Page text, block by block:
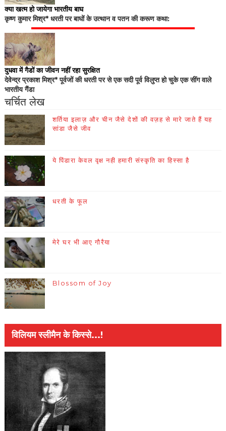
क्या खत्म हो जायेगा भारतीय बाघ
कृष्ण कुमार मिश्र* धरती पर बाघों के उत्थान व पतन की करूण कथा:
दुधवा में गैडों का जीवन नहीं रहा सुरक्षित
देवेन्द्र प्रकाश मिश्र* पूर्वजों की धरती पर से एक सदी पूर्व विलुप्त हो चुके एक सींग वाले
भारतीय गैंडा
चर्चित लेख
शर्तिया इलाज़ और चीन जैसे देशों की वज़ह से मारे जाते हैं यह
सांडा जैसे जीव
ये पिंडारा केवल वृक्ष नही हमारी संस्कृति का हिस्सा है
धरती के फूल
मेरे घर भी आए गौरैया
Blossom of Joy
विलियम स्लीमैन के किस्से...!